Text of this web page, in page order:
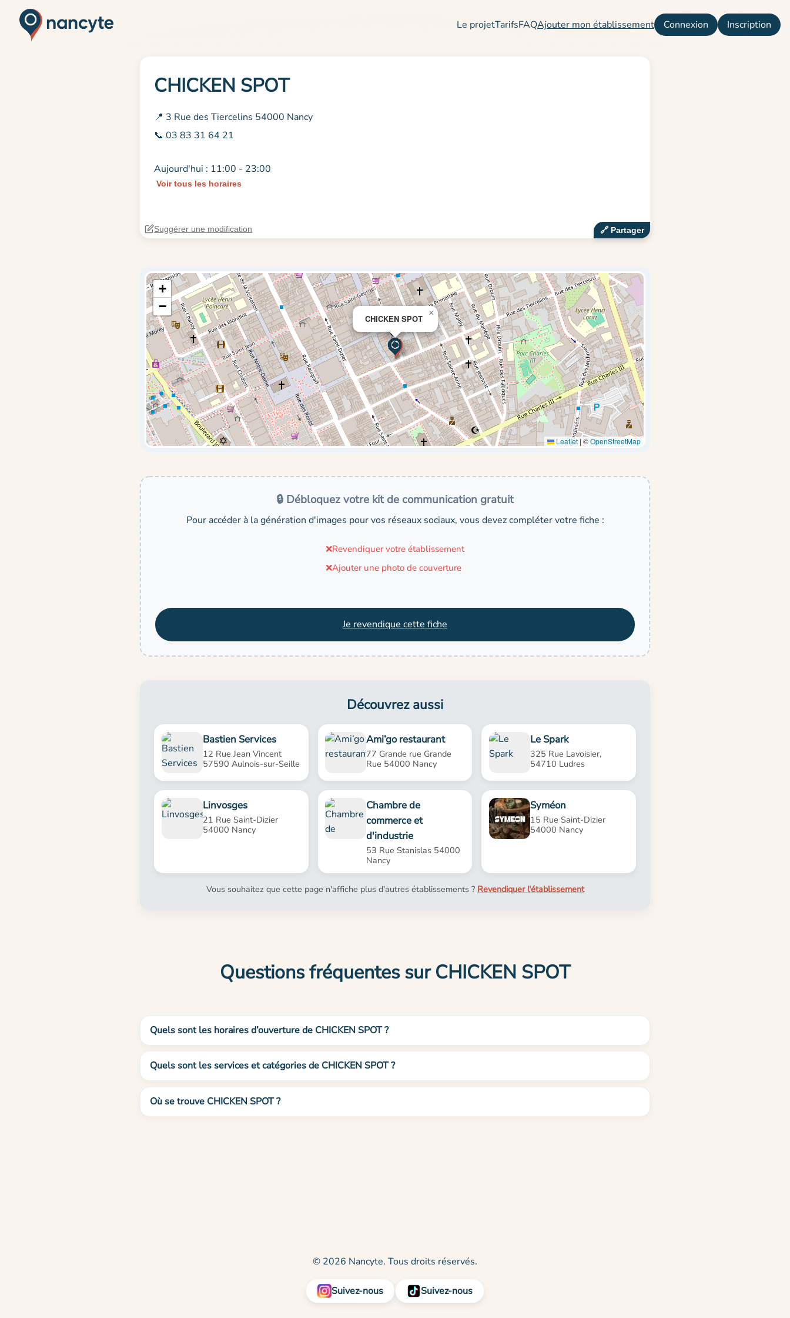
Le projetTarifsFAQAjouter mon établissement Connexion Inscription
CHICKEN SPOT
📍 3 Rue des Tiercelins 54000 Nancy
📞 03 83 31 64 21
Aujourd'hui : 11:00 - 23:00
Voir tous les horaires
🔗‍️ Partager
Suggérer une modification
CHICKEN SPOT
×
+
−
Leaflet | ©OpenStreetMap
🔒 Débloquez votre kit de communication gratuit
Pour accéder à la génération d'images pour vos réseaux sociaux, vous devez compléter votre fiche :
❌Revendiquer votre établissement
❌Ajouter une photo de couverture
Je revendique cette fiche
Découvrez aussi
Bastien Services
12 Rue Jean Vincent
57590 Aulnois-sur-Seille
Ami’go restaurant
77 Grande rue Grande
Rue 54000 Nancy
Le Spark
325 Rue Lavoisier,
54710 Ludres
Linvosges
21 Rue Saint-Dizier
54000 Nancy
Chambre de
commerce et
d'industrie
53 Rue Stanislas 54000
Nancy
Syméon
15 Rue Saint-Dizier
54000 Nancy
Vous souhaitez que cette page n'affiche plus d'autres établissements ? Revendiquer l'établissement
Questions fréquentes sur CHICKEN SPOT
Quels sont les horaires d’ouverture de CHICKEN SPOT ?
Quels sont les services et catégories de CHICKEN SPOT ?
Où se trouve CHICKEN SPOT ?
© 2026 Nancyte. Tous droits réservés.
Suivez-nous Suivez-nous